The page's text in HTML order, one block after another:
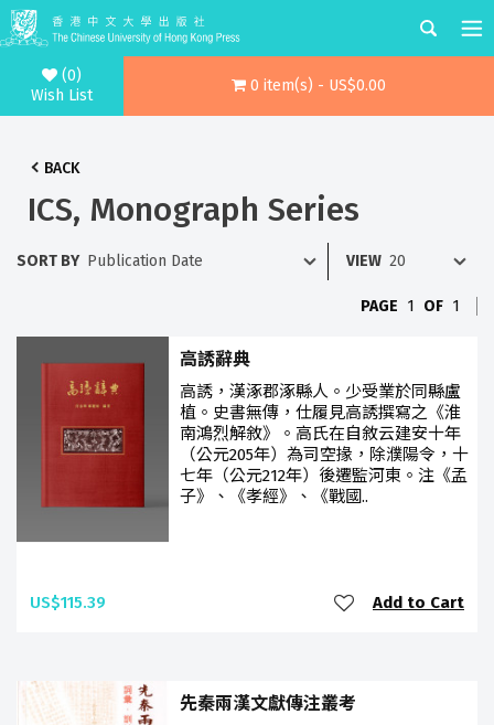
(0)
Wish List
0 item(s) - US$0.00
BACK
ICS, Monograph Series
SORT BY VIEW
PAGE 1 OF 1
高誘辭典
高誘，漢涿郡涿縣人。少受業於同縣盧
植。史書無傳，仕履見高誘撰寫之《淮
南鴻烈解敘》。高氏在自敘云建安十年
（公元205年）為司空掾，除濮陽令，十
七年（公元212年）後遷監河東。注《孟
子》、《孝經》、《戰國..
US$115.39 Add to Cart
先秦兩漢文獻傳注叢考